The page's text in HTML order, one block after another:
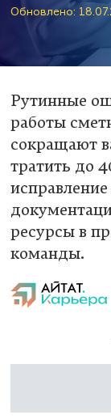
Обновлено:
Рутинные
работы
сокращают
тратить до
ресурсы в
команды.